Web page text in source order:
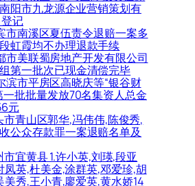
阳市九龙源企业营销策划有
记
市南溪区夏伍责令退赔一案多
虹霞均不办理退款手续
市美联蜀房地产开发有限公司
第一批次已现金清偿完毕
滨市平房区高晓庆等“银谷财
一批批量发放70名集资人总金
元
市青山区郭华,冯伟伟,陈俊秀,
公众存款罪一案退赔名单及
市宜黄县 1.许小英,刘瑛,段亚
凤英,杜美金,涂群英,邓爱珍,胡
美秀,王小青,廖爱英,黄水娇14